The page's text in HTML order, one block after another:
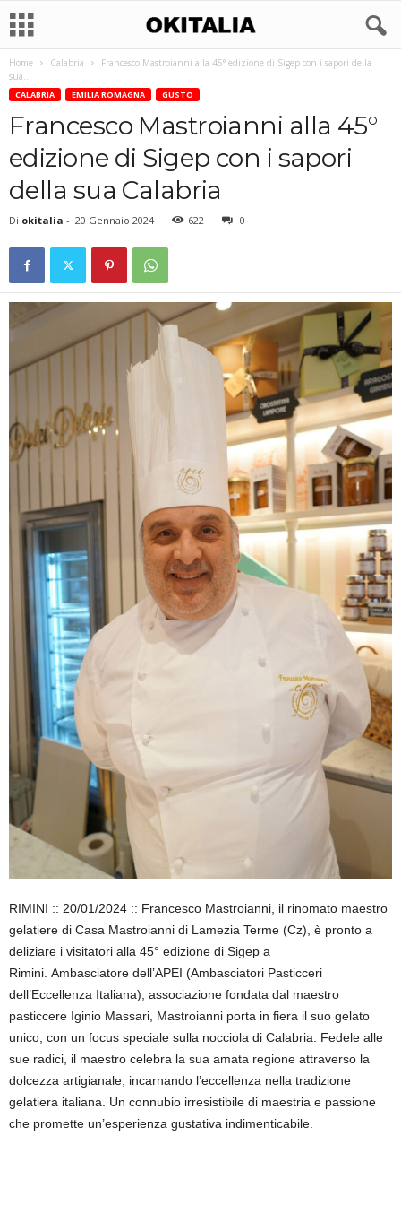
Home Calabria
Francesco Mastroianni alla 45° edizione di Sigep con i sapori della
sua...
CALABRIA EMILIA ROMAGNA GUSTO
Francesco Mastroianni alla 45°
edizione di Sigep con i sapori
della sua Calabria
Di okitalia - 20 Gennaio 2024 622 0
RIMINI :: 20/01/2024 :: Francesco Mastroianni, il rinomato maestro
gelatiere di Casa Mastroianni di Lamezia Terme (Cz), è pronto a
deliziare i visitatori alla 45° edizione di Sigep a
Rimini. Ambasciatore dell’APEI (Ambasciatori Pasticceri
dell’Eccellenza Italiana), associazione fondata dal maestro
pasticcere Iginio Massari, Mastroianni porta in fiera il suo gelato
unico, con un focus speciale sulla nocciola di Calabria. Fedele alle
sue radici, il maestro celebra la sua amata regione attraverso la
dolcezza artigianale, incarnando l’eccellenza nella tradizione
gelatiera italiana. Un connubio irresistibile di maestria e passione
che promette un’esperienza gustativa indimenticabile.